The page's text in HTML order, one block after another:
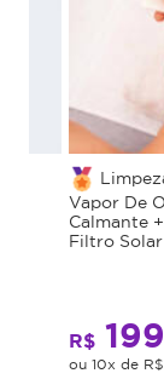
2
com
R$
ou 10x de